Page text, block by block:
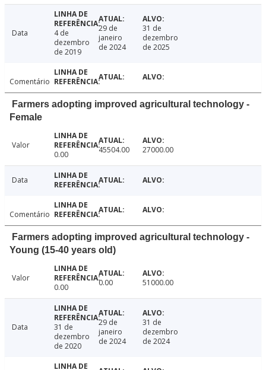
Data
4 de
dezembro
de 2019
29 de
janeiro
de 2024
31 de
dezembro
de 2025
Comentário
Farmers adopting improved agricultural technology -
Female
Valor
0.00
45504.00 27000.00
Data
Comentário
Farmers adopting improved agricultural technology -
Young (15-40 years old)
Valor
0.00
0.00 51000.00
Data
31 de
dezembro
de 2020
29 de
janeiro
de 2024
31 de
dezembro
de 2024